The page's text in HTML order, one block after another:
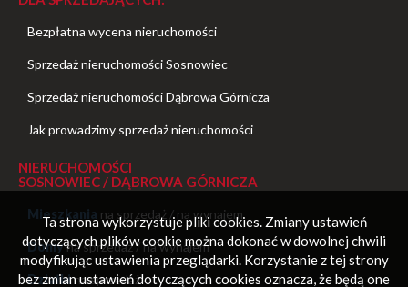
Bezpłatna wycena nieruchomości
Sprzedaż nieruchomości Sosnowiec
Sprzedaż nieruchomości Dąbrowa Górnicza
Jak prowadzimy sprzedaż nieruchomości
NIERUCHOMOŚCI
SOSNOWIEC / DĄBROWA GÓRNICZA
Mieszkania na sprzedaż /na wynajem
Domyna sprzedaż/na wynajem
Działkina sprzedaż
Ta strona wykorzystuje pliki cookies. Zmiany ustawień
dotyczących plików cookie można dokonać w dowolnej chwili
modyfikując ustawienia przeglądarki. Korzystanie z tej strony
bez zmian ustawień dotyczących cookies oznacza, że będą one